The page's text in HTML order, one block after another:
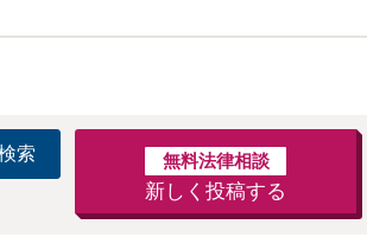
索 無料法律相談
新しく投稿する